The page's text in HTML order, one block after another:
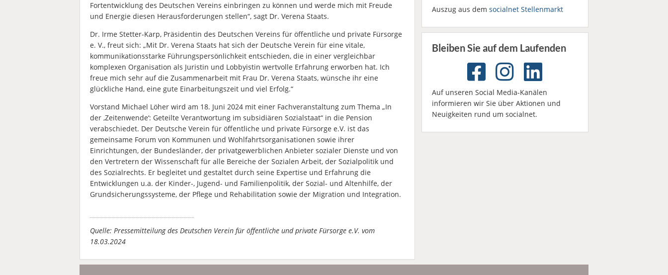
Fortentwicklung des Deutschen Vereins einbringen zu können und werde mich mit Freude
und Energie diesen Herausforderungen stellen“, sagt Dr. Verena Staats.
Dr. Irme Stetter-Karp, Präsidentin des Deutschen Vereins für öffentliche und private Fürsorge
e. V., freut sich: „Mit Dr. Verena Staats hat sich der Deutsche Verein für eine vitale,
kommunikationsstarke Führungspersönlichkeit entschieden, die in einer vergleichbar
komplexen Organisation als Juristin und Lobbyistin wertvolle Erfahrung erworben hat. Ich
freue mich sehr auf die Zusammenarbeit mit Frau Dr. Verena Staats, wünsche ihr eine
glückliche Hand, eine gute Einarbeitungszeit und viel Erfolg.“
Vorstand Michael Löher wird am 18. Juni 2024 mit einer Fachveranstaltung zum Thema „In
der ‚Zeitenwende‘: Geteilte Verantwortung im subsidiären Sozialstaat“ in die Pension
verabschiedet. Der Deutsche Verein für öffentliche und private Fürsorge e.V. ist das
gemeinsame Forum von Kommunen und Wohlfahrtsorganisationen sowie ihrer
Einrichtungen, der Bundesländer, der privatgewerblichen Anbieter sozialer Dienste und von
den Vertretern der Wissenschaft für alle Bereiche der Sozialen Arbeit, der Sozialpolitik und
des Sozialrechts. Er begleitet und gestaltet durch seine Expertise und Erfahrung die
Entwicklungen u.a. der Kinder-, Jugend- und Familienpolitik, der Sozial- und Altenhilfe, der
Grundsicherungssysteme, der Pflege und Rehabilitation sowie der Migration und Integration.
Quelle: Pressemitteilung des Deutschen Verein für öffentliche und private Fürsorge e.V. vom
18.03.2024
Auszug aus dem socialnet Stellenmarkt
Bleiben Sie auf dem Laufenden
Auf unseren Social Media-Kanälen
informieren wir Sie über Aktionen und
Neuigkeiten rund um socialnet.